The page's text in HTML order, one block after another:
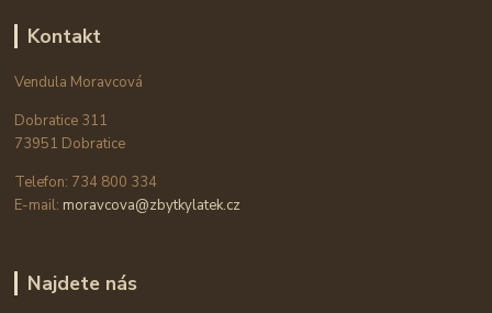
Kontakt
Vendula Moravcová
Dobratice 311
73951 Dobratice
Telefon: 734 800 334
E-mail: moravcova@zbytkylatek.cz
Najdete nás